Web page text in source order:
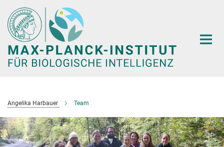
Hauptinhalt
Angelika Harbauer Team